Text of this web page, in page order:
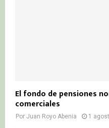
El fondo de pensiones
comerciales
Por Juan Royo Abenia 1